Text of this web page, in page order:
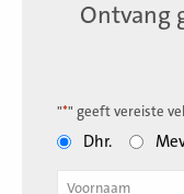
Ontvang
"*" geeft vereiste
Dhr.